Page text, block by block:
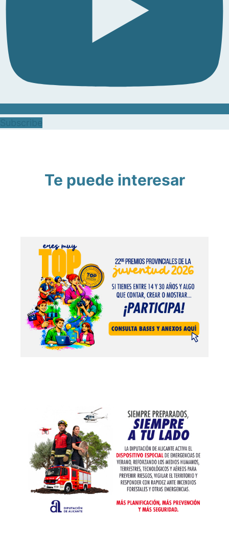
Te puede interesar